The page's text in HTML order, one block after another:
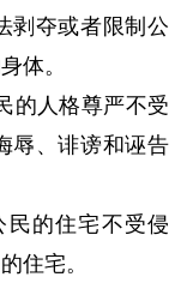
夺或者限制公
体。
人格尊严不受
辱、诽谤和诬告
的住宅不受侵
住宅。